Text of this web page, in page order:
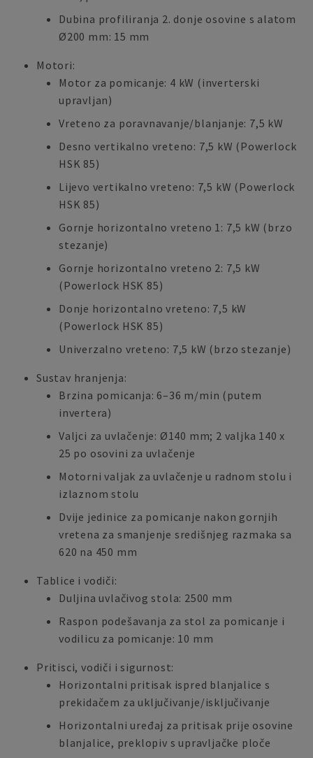
Dubina profiliranja 2. donje osovine s alatom
Ø200 mm: 15 mm
Motori:
Motor za pomicanje: 4 kW (inverterski
upravljan)
Vreteno za poravnavanje/blanjanje: 7,5 kW
Desno vertikalno vreteno: 7,5 kW (Powerlock
HSK 85)
Lijevo vertikalno vreteno: 7,5 kW (Powerlock
HSK 85)
Gornje horizontalno vreteno 1: 7,5 kW (brzo
stezanje)
Gornje horizontalno vreteno 2: 7,5 kW
(Powerlock HSK 85)
Donje horizontalno vreteno: 7,5 kW
(Powerlock HSK 85)
Univerzalno vreteno: 7,5 kW (brzo stezanje)
Sustav hranjenja:
Brzina pomicanja: 6–36 m/min (putem
invertera)
Valjci za uvlačenje: Ø140 mm; 2 valjka 140 x
25 po osovini za uvlačenje
Motorni valjak za uvlačenje u radnom stolu i
izlaznom stolu
Dvije jedinice za pomicanje nakon gornjih
vretena za smanjenje središnjeg razmaka sa
620 na 450 mm
Tablice i vodiči:
Duljina uvlačivog stola: 2500 mm
Raspon podešavanja za stol za pomicanje i
vodilicu za pomicanje: 10 mm
Pritisci, vodiči i sigurnost:
Horizontalni pritisak ispred blanjalice s
prekidačem za uključivanje/isključivanje
Horizontalni uređaj za pritisak prije osovine
blanjalice, preklopiv s upravljačke ploče